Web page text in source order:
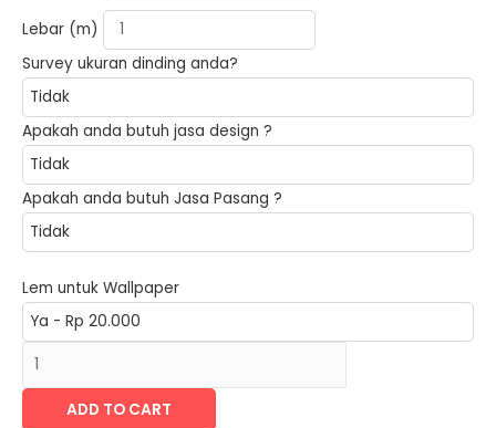
Lebar (m)
Survey ukuran dinding anda?
Apakah anda butuh jasa design ?
Apakah anda butuh Jasa Pasang ?
Lem untuk Wallpaper
window
quantity
ADD TO CART